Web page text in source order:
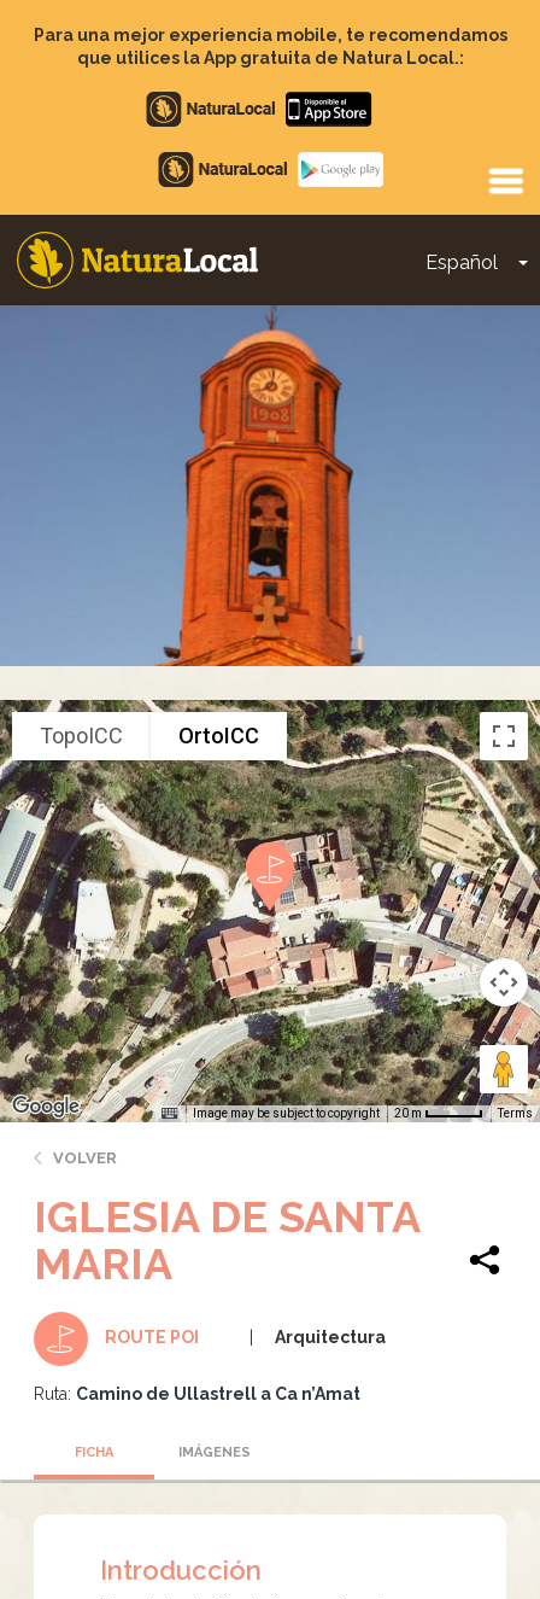
contenido
Para una mejor experiencia mobile, te recomendamos
que utilices la App gratuita de Natura Local.:
Apple
store
Google
Play
Español
Main
navigation
TopoICC OrtoICC
Image may be subject to copyright 20 m Terms
VOLVER
IGLESIA DE SANTA
MARIA
ROUTE POI Arquitectura
Ruta: Camino de Ullastrell a Ca n’Amat
FICHA IMÁGENES
Introducción